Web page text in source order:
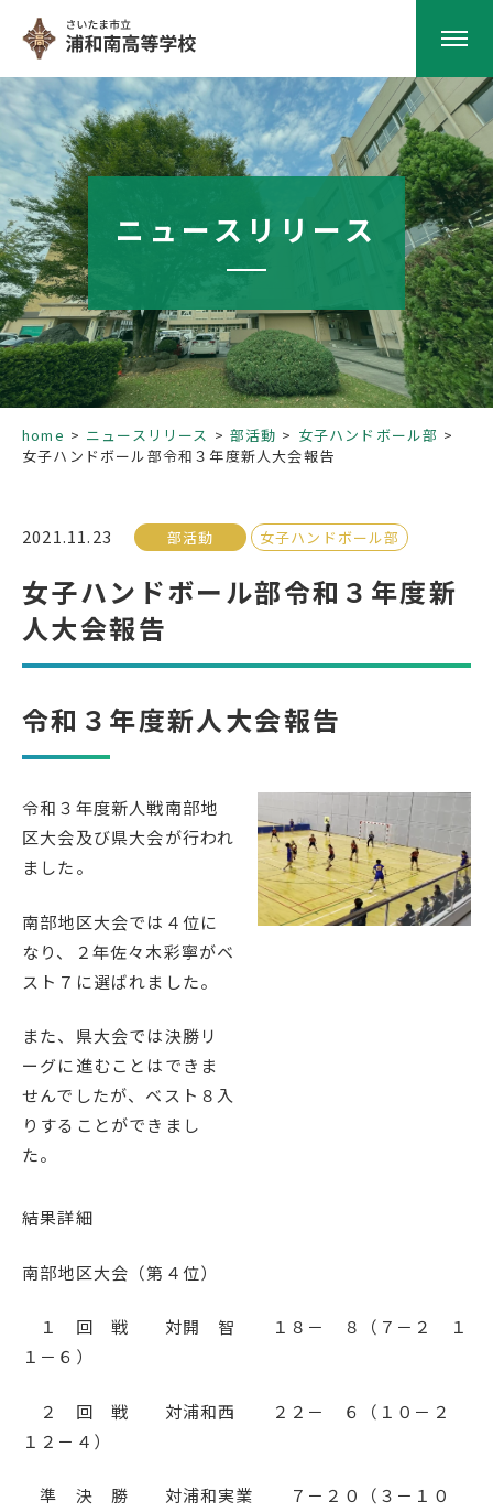
HOME
学校紹介
南高の教育
学校生活
部活動
受検生の方へ
年間スケジュール
教科ガイド
校長室より
保健室より
図書室より
事務室より
保護者の方へ
地域の皆様へ
同窓会
各種証明書発行
アクセス
ニュースリリース
home ニュースリリース 部活動
女子ハンドボール部
女子ハンドボール部令和３年度新人大会報告
2021.11.23 部活動 女子ハンドボール部
女子ハンドボール部令和３年度新
人大会報告
令和３年度新人大会報告
令和３年度新人戦南部地
区大会及び県大会が行われ
ました。
南部地区大会では４位に
なり、２年佐々木彩寧がベ
スト７に選ばれました。
また、県大会では決勝リ
ーグに進むことはできま
せんでしたが、ベスト８入
りすることができまし
た。
結果詳細
南部地区大会（第４位）
１ 回 戦 対開 智 １８－ ８（７－２ １
１－６）
２ 回 戦 対浦和西 ２２－ ６（１０－２
１２－４）
準 決 勝 対浦和実業 ７－２０（３－１０